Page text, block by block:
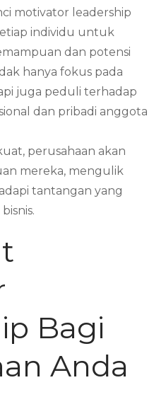
motivator leadership
individu untuk
dan potensi
hanya fokus pada
juga peduli terhadap
dan pribadi anggota
perusahaan akan
mereka, mengulik
tantangan yang
Bagi
Anda